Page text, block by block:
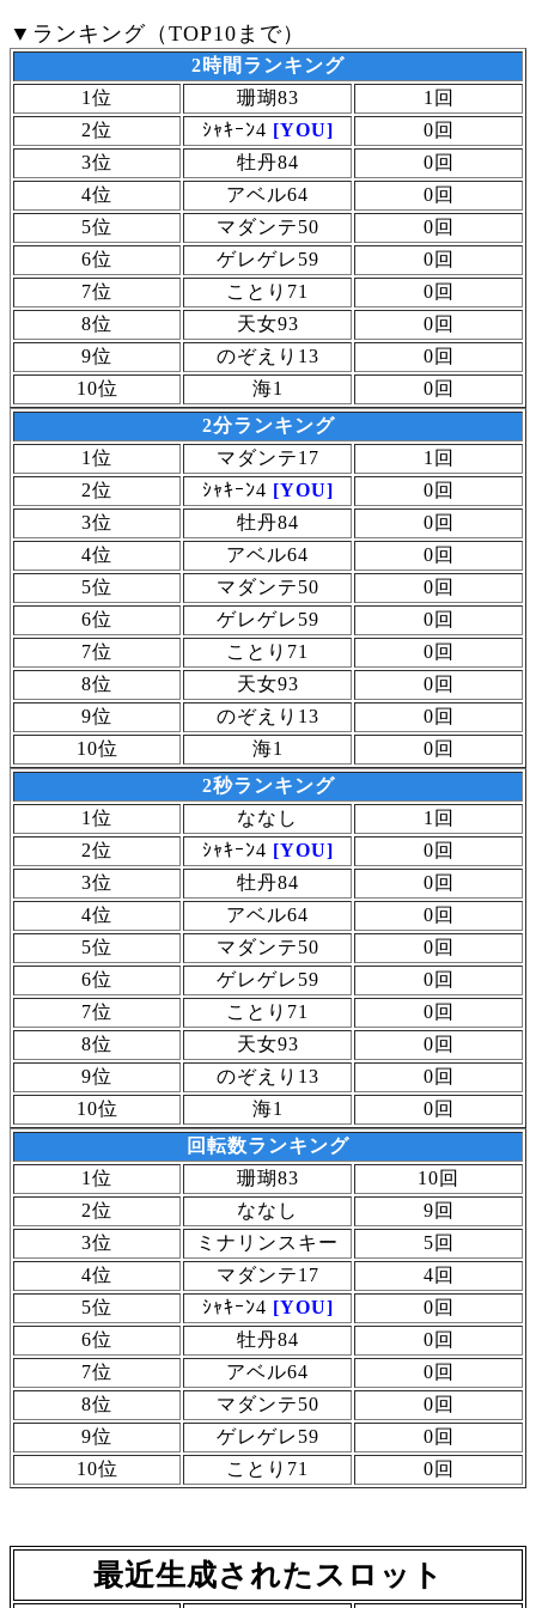
▼ランキング（TOP10まで）
2時間ランキング
1位
珊瑚83
1回
2位
ｼｬｷｰﾝ4 [YOU]
0回
3位
牡丹84
0回
4位
アベル64
0回
5位
マダンテ50
0回
6位
ゲレゲレ59
0回
7位
ことり71
0回
8位
天女93
0回
9位
のぞえり13
0回
10位
海1
0回
2分ランキング
1位
マダンテ17
1回
2位
ｼｬｷｰﾝ4 [YOU]
0回
3位
牡丹84
0回
4位
アベル64
0回
5位
マダンテ50
0回
6位
ゲレゲレ59
0回
7位
ことり71
0回
8位
天女93
0回
9位
のぞえり13
0回
10位
海1
0回
2秒ランキング
1位
ななし
1回
2位
ｼｬｷｰﾝ4 [YOU]
0回
3位
牡丹84
0回
4位
アベル64
0回
5位
マダンテ50
0回
6位
ゲレゲレ59
0回
7位
ことり71
0回
8位
天女93
0回
9位
のぞえり13
0回
10位
海1
0回
回転数ランキング
1位
珊瑚83
10回
2位
ななし
9回
3位
ミナリンスキー
5回
4位
マダンテ17
4回
5位
ｼｬｷｰﾝ4 [YOU]
0回
6位
牡丹84
0回
7位
アベル64
0回
8位
マダンテ50
0回
9位
ゲレゲレ59
0回
10位
ことり71 0回
最近生成されたスロット